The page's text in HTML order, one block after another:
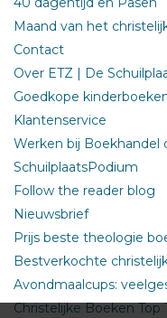
Maand van het
Contact
Over ETZ | De
Goedkope
Klantenservice
Werken bij Boekhandel
SchuilplaatsPodium
Follow the reader blog
Nieuwsbrief
Prijs beste theologie
Bestverkochte
Avondmaalcups:
Christelijke Boeken Top